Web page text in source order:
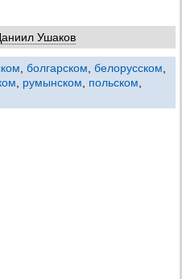
Ушаков
болгарском белорусском
румынском польском